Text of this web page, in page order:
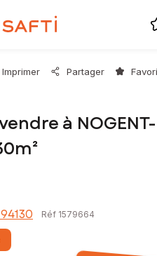
Imprimer Partager
à NOGENT-
Réf 1579664